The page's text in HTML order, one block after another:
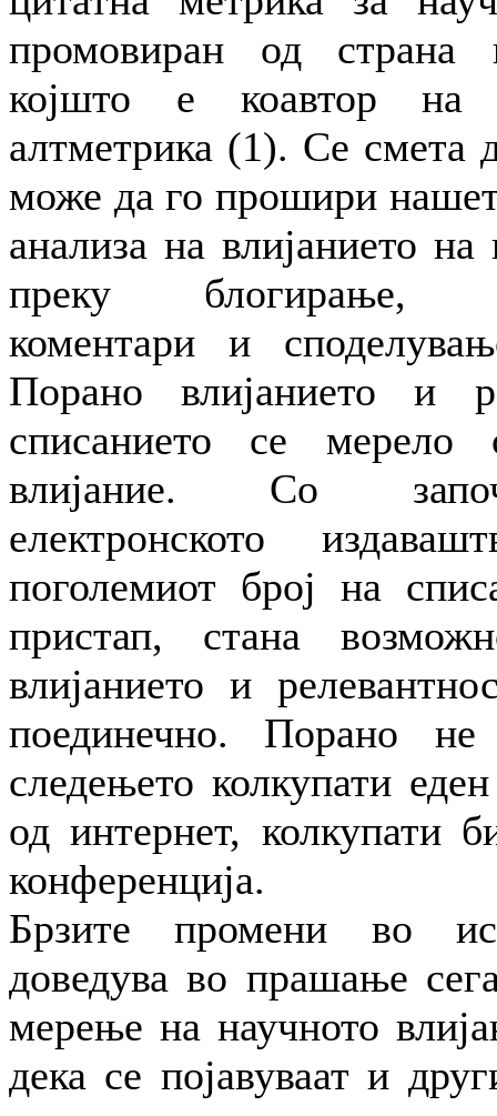
промовиран од страна
којшто е коавтор на
алтметрика (1). Се смета
може да го прошири
анализа на влијанието на
преку блогирање,
коментари и
Порано влијанието и
списанието се мерело
влијание. Со
електронското
поголемиот број на
пристап, стана
влијанието и
поединечно. Порано
следењето колкупати
од интернет, колкупати
конференција.
Брзите промени во
доведува во прашање
мерење на научното
дека се појавуваат и